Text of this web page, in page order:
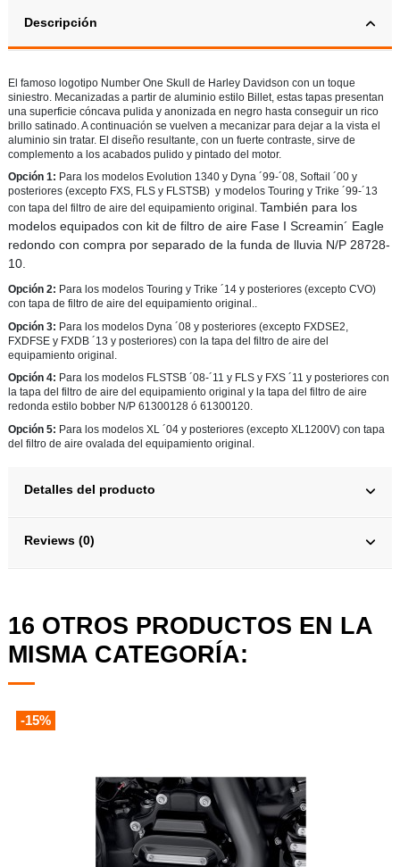
Descripción
El famoso logotipo Number One Skull de Harley Davidson con un toque
siniestro. Mecanizadas a partir de aluminio estilo Billet, estas tapas presentan
una superficie cóncava pulida y anonizada en negro hasta conseguir un rico
brillo satinado. A continuación se vuelven a mecanizar para dejar a la vista el
aluminio sin tratar. El diseño resultante, con un fuerte contraste, sirve de
complemento a los acabados pulido y pintado del motor.
Opción 1: Para los modelos Evolution 1340 y Dyna ´99-´08, Softail ´00 y
posteriores (excepto FXS, FLS y FLSTSB) y modelos Touring y Trike ´99-´13
con tapa del filtro de aire del equipamiento original. También para los
modelos equipados con kit de filtro de aire Fase I Screamin´ Eagle
redondo con compra por separado de la funda de lluvia N/P 28728-
10.
Opción 2: Para los modelos Touring y Trike ´14 y posteriores (excepto CVO)
con tapa de filtro de aire del equipamiento original..
Opción 3: Para los modelos Dyna ´08 y posteriores (excepto FXDSE2,
FXDFSE y FXDB ´13 y posteriores) con la tapa del filtro de aire del
equipamiento original.
Opción 4: Para los modelos FLSTSB ´08-´11 y FLS y FXS ´11 y posteriores con
la tapa del filtro de aire del equipamiento original y la tapa del filtro de aire
redonda estilo bobber N/P 61300128 ó 61300120.
Opción 5: Para los modelos XL ´04 y posteriores (excepto XL1200V) con tapa
del filtro de aire ovalada del equipamiento original.
Detalles del producto
Reviews (0)
16 OTROS PRODUCTOS EN LA
MISMA CATEGORÍA:
-15%